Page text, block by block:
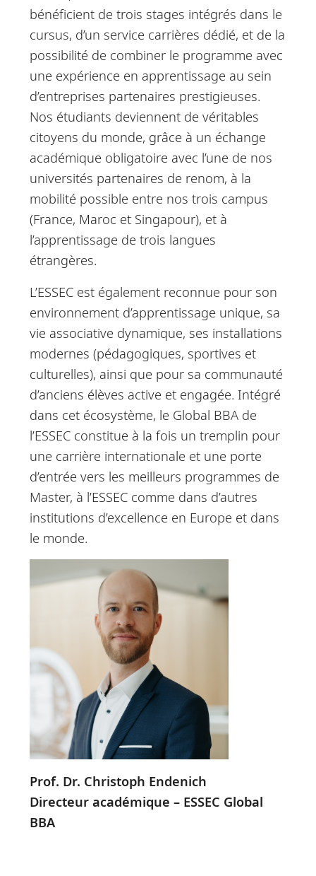
bénéficient de trois stages intégrés dans le
cursus, d’un service carrières dédié, et de la
possibilité de combiner le programme avec
une expérience en apprentissage au sein
d’entreprises partenaires prestigieuses.
Nos étudiants deviennent de véritables
citoyens du monde, grâce à un échange
académique obligatoire avec l’une de nos
universités partenaires de renom, à la
mobilité possible entre nos trois campus
(France, Maroc et Singapour), et à
l’apprentissage de trois langues
étrangères.
L’ESSEC est également reconnue pour son
environnement d’apprentissage unique, sa
vie associative dynamique, ses installations
modernes (pédagogiques, sportives et
culturelles), ainsi que pour sa communauté
d’anciens élèves active et engagée. Intégré
dans cet écosystème, le Global BBA de
l’ESSEC constitue à la fois un tremplin pour
une carrière internationale et une porte
d’entrée vers les meilleurs programmes de
Master, à l’ESSEC comme dans d’autres
institutions d’excellence en Europe et dans
le monde.
Prof. Dr. Christoph Endenich
Directeur académique – ESSEC Global
BBA